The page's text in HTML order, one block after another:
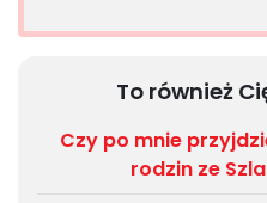
To również
Czy po mnie
rodzin ze